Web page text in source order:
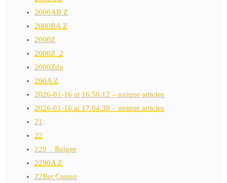
2000AB Z
2000BA Z
2000Z
2000Z_2
2000Zdp
200A Z
2026-01-16 at 16.50.12 – unique articles
2026-01-16 at 17.04.38 – unique articles
21
22
229__Baigee
2290A Z
22Bet Casino